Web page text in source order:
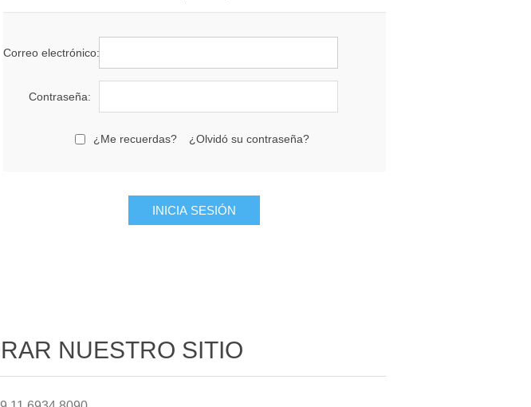
Correo electrónico:
Contraseña:
¿Me recuerdas? ¿Olvidó su contraseña?
NUESTRO SITIO